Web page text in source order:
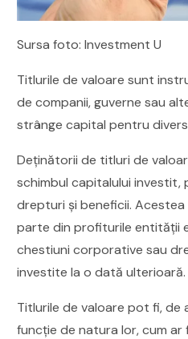
Sursa foto: Investment U
Titlurile de valoare sunt
de companii, guverne sau
strânge capital pentru
Deținătorii de titluri de
schimbul capitalului investit,
drepturi și beneficii.
parte din profiturile entității
chestiuni corporative sau
investite la o dată ulterioară.
Titlurile de valoare pot fi, de
funcție de natura lor, cum